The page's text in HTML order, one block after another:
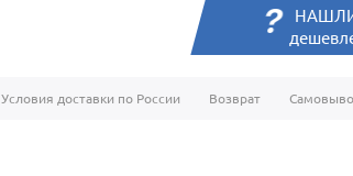
Условия доставки по России Возврат